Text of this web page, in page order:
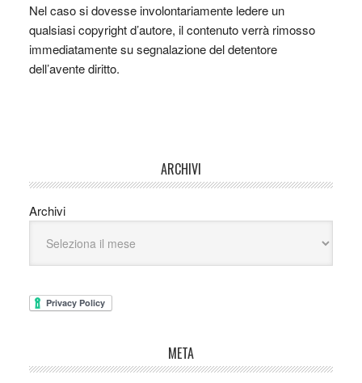
Nel caso si dovesse involontariamente ledere un
qualsiasi copyright d’autore, il contenuto verrà rimosso
immediatamente su segnalazione del detentore
dell’avente diritto.
ARCHIVI
Archivi
META